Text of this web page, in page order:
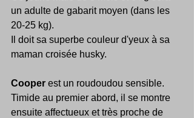
un adulte de gabarit moyen (dans les
20-25 kg).
Il doit sa superbe couleur d'yeux à sa
maman croisée husky.
Cooper est un roudoudou sensible.
Timide au premier abord, il se montre
ensuite affectueux et très proche de